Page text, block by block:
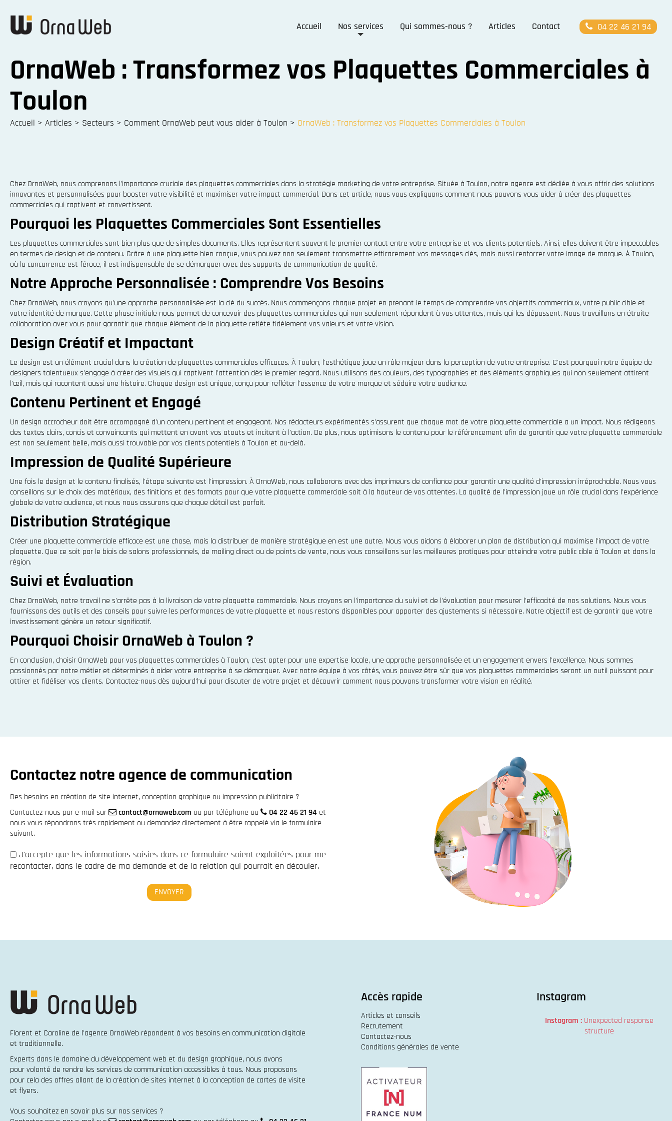
Accueil Nos services Qui sommes-nous ? Articles Contact 04 22 46 21 94
OrnaWeb : Transformez vos Plaquettes Commerciales à
Toulon
Accueil > Articles > Secteurs > Comment OrnaWeb peut vous aider à Toulon > OrnaWeb : Transformez vos Plaquettes Commerciales à Toulon
Chez OrnaWeb, nous comprenons l'importance cruciale des plaquettes commerciales dans la stratégie marketing de votre entreprise. Située à Toulon, notre agence est dédiée à vous offrir des solutions
innovantes et personnalisées pour booster votre visibilité et maximiser votre impact commercial. Dans cet article, nous vous expliquons comment nous pouvons vous aider à créer des plaquettes
commerciales qui captivent et convertissent.
Pourquoi les Plaquettes Commerciales Sont Essentielles
Les plaquettes commerciales sont bien plus que de simples documents. Elles représentent souvent le premier contact entre votre entreprise et vos clients potentiels. Ainsi, elles doivent être impeccables
en termes de design et de contenu. Grâce à une plaquette bien conçue, vous pouvez non seulement transmettre efficacement vos messages clés, mais aussi renforcer votre image de marque. À Toulon,
où la concurrence est féroce, il est indispensable de se démarquer avec des supports de communication de qualité.
Notre Approche Personnalisée : Comprendre Vos Besoins
Chez OrnaWeb, nous croyons qu'une approche personnalisée est la clé du succès. Nous commençons chaque projet en prenant le temps de comprendre vos objectifs commerciaux, votre public cible et
votre identité de marque. Cette phase initiale nous permet de concevoir des plaquettes commerciales qui non seulement répondent à vos attentes, mais qui les dépassent. Nous travaillons en étroite
collaboration avec vous pour garantir que chaque élément de la plaquette reflète fidèlement vos valeurs et votre vision.
Design Créatif et Impactant
Le design est un élément crucial dans la création de plaquettes commerciales efficaces. À Toulon, l'esthétique joue un rôle majeur dans la perception de votre entreprise. C'est pourquoi notre équipe de
designers talentueux s'engage à créer des visuels qui captivent l'attention dès le premier regard. Nous utilisons des couleurs, des typographies et des éléments graphiques qui non seulement attirent
l'œil, mais qui racontent aussi une histoire. Chaque design est unique, conçu pour refléter l'essence de votre marque et séduire votre audience.
Contenu Pertinent et Engagé
Un design accrocheur doit être accompagné d'un contenu pertinent et engageant. Nos rédacteurs expérimentés s'assurent que chaque mot de votre plaquette commerciale a un impact. Nous rédigeons
des textes clairs, concis et convaincants qui mettent en avant vos atouts et incitent à l'action. De plus, nous optimisons le contenu pour le référencement afin de garantir que votre plaquette commerciale
est non seulement belle, mais aussi trouvable par vos clients potentiels à Toulon et au-delà.
Impression de Qualité Supérieure
Une fois le design et le contenu finalisés, l'étape suivante est l'impression. À OrnaWeb, nous collaborons avec des imprimeurs de confiance pour garantir une qualité d'impression irréprochable. Nous vous
conseillons sur le choix des matériaux, des finitions et des formats pour que votre plaquette commerciale soit à la hauteur de vos attentes. La qualité de l'impression joue un rôle crucial dans l'expérience
globale de votre audience, et nous nous assurons que chaque détail est parfait.
Distribution Stratégique
Créer une plaquette commerciale efficace est une chose, mais la distribuer de manière stratégique en est une autre. Nous vous aidons à élaborer un plan de distribution qui maximise l'impact de votre
plaquette. Que ce soit par le biais de salons professionnels, de mailing direct ou de points de vente, nous vous conseillons sur les meilleures pratiques pour atteindre votre public cible à Toulon et dans la
région.
Suivi et Évaluation
Chez OrnaWeb, notre travail ne s'arrête pas à la livraison de votre plaquette commerciale. Nous croyons en l'importance du suivi et de l'évaluation pour mesurer l'efficacité de nos solutions. Nous vous
fournissons des outils et des conseils pour suivre les performances de votre plaquette et nous restons disponibles pour apporter des ajustements si nécessaire. Notre objectif est de garantir que votre
investissement génère un retour significatif.
Pourquoi Choisir OrnaWeb à Toulon ?
En conclusion, choisir OrnaWeb pour vos plaquettes commerciales à Toulon, c'est opter pour une expertise locale, une approche personnalisée et un engagement envers l'excellence. Nous sommes
passionnés par notre métier et déterminés à aider votre entreprise à se démarquer. Avec notre équipe à vos côtés, vous pouvez être sûr que vos plaquettes commerciales seront un outil puissant pour
attirer et fidéliser vos clients. Contactez-nous dès aujourd'hui pour discuter de votre projet et découvrir comment nous pouvons transformer votre vision en réalité.
Contactez notre agence de communication
Des besoins en création de site internet, conception graphique ou impression publicitaire ?
Contactez-nous par e-mail sur
contact@ornaweb.com ou par téléphone au 04 22 46 21 94 et
nous vous répondrons très rapidement ou demandez directement à être rappelé via le formulaire
suivant.
J'accepte que les informations saisies dans ce formulaire soient exploitées pour me
recontacter, dans le cadre de ma demande et de la relation qui pourrait en découler.
Florent et Caroline de l'agence OrnaWeb répondent à vos besoins en communication digitale
et traditionnelle.
Experts dans le domaine du développement web et du design graphique, nous avons
pour volonté de rendre les services de communication accessibles à tous. Nous proposons
pour cela des offres allant de la création de sites internet à la conception de cartes de visite
et flyers.
Vous souhaitez en savoir plus sur nos services ?
Accès rapide
Articles et conseils
Recrutement
Contactez-nous
Conditions générales de vente
Instagram
Instagram : Unexpected response
structure